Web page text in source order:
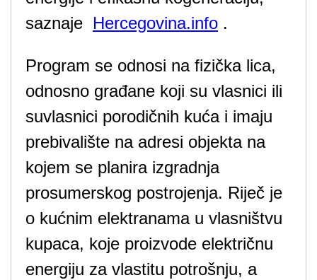
saznaje Hercegovina.info .
Program se odnosi na fizička lica,
odnosno građane koji su vlasnici ili
suvlasnici porodičnih kuća i imaju
prebivalište na adresi objekta na
kojem se planira izgradnja
prosumerskog postrojenja. Riječ je
o kućnim elektranama u vlasništvu
kupaca, koje proizvode električnu
energiju za vlastitu potrošnju, a